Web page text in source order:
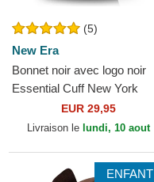
(5)
New Era
Bonnet noir avec logo noir
Essential Cuff New York
Yankees MLB New Era
EUR 29,95
Livraison le lundi, 10 aout
ENFANT